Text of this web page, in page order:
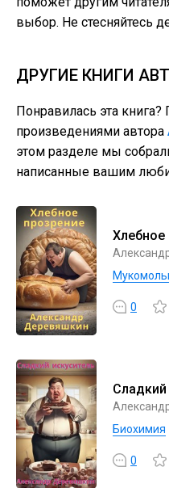
выбор. Не стесняйтесь
ДРУГИЕ КНИГИ
Понравилась эта
произведениями автора
этом разделе мы
написанные вашим
Хлебное
0
Сладкий
Биохимия
0